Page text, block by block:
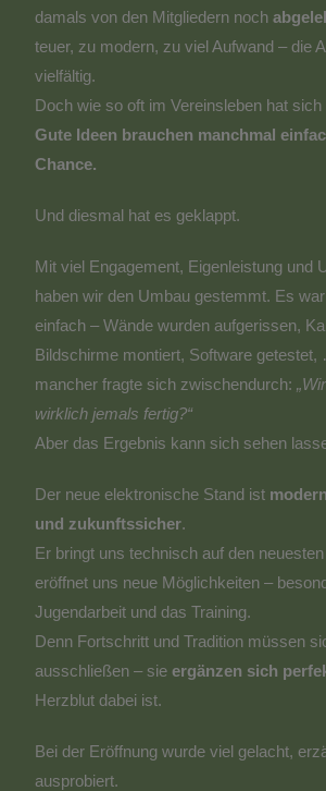
damals von den Mitgliedern noch
teuer, zu modern, zu viel Aufwand – die
vielfältig.
Doch wie so oft im Vereinsleben hat sich
Gute Ideen brauchen manchmal
Chance.
Und diesmal hat es geklappt.
Mit viel Engagement, Eigenleistung und
haben wir den Umbau gestemmt. Es
einfach – Wände wurden aufgerissen,
Bildschirme montiert, Software
mancher fragte sich zwischendurch:
wirklich jemals fertig?“
Aber das Ergebnis kann sich sehen
Der neue elektronische Stand ist
und zukunftssicher.
Er bringt uns technisch auf den
eröffnet uns neue Möglichkeiten –
Jugendarbeit und das Training.
Denn Fortschritt und Tradition müssen
ausschließen – sie ergänzen sich
Herzblut dabei ist.
Bei der Eröffnung wurde viel gelacht,
ausprobiert.